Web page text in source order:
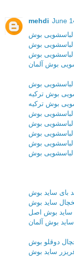
mehdi June
بوش
بوش
بوش
بوش آلمان
بوش
بوش ترکیه
بوش ترکیه
لباسشویی بوش
بوش
بوش
لباسشویی بوش
بوش
بای ساید بوش
ساید بوش
ساید بوش اصل
بوش آلمان
دوقلو بوش
ساید بوش